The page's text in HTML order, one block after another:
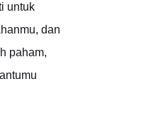
untuk
dan
paham,